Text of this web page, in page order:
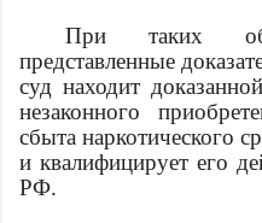
При таких
представленные
суд находит
незаконного
сбыта наркотического
и квалифицирует его
РФ.